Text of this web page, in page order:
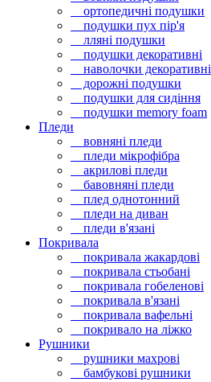
ортопедичні подушки
подушки пух пір'я
лляні подушки
подушки декоративні
наволочки декоративні
дорожні подушки
подушки для сидіння
подушки memory foam
Пледи
вовняні пледи
пледи мікрофібра
акрилові пледи
бавовняні пледи
плед однотонний
пледи на диван
пледи в'язані
Покривала
покривала жакардові
покривала стьобані
покривала гобеленові
покривала в'язані
покривала вафельні
покривало на ліжко
Рушники
рушники махрові
бамбукові рушники